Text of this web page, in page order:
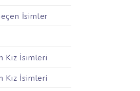
İsimler
Kız İsimleri
Kız İsimleri